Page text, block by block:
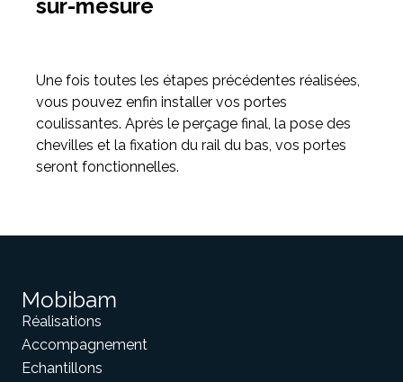
sur-mesure
Une fois toutes les étapes précédentes réalisées,
vous pouvez enfin installer vos portes
coulissantes. Après le perçage final, la pose des
chevilles et la fixation du rail du bas, vos portes
seront fonctionnelles.
Mobibam
Réalisations
Accompagnement
Echantillons